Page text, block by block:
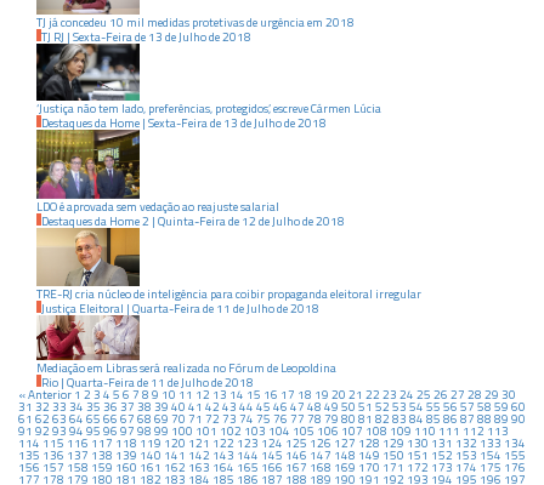
TJ já concedeu 10 mil medidas protetivas de urgência em 2018
TJ RJ | Sexta-Feirade 13 deJulhode2018
‘Justiça não tem lado, preferências, protegidos’, escreve Cármen Lúcia
Destaques da Home | Sexta-Feirade 13 deJulhode2018
LDO é aprovada sem vedação ao reajuste salarial
Destaques da Home 2 | Quinta-Feirade 12 deJulhode2018
TRE-RJ cria núcleo de inteligência para coibir propaganda eleitoral irregular
Justiça Eleitoral | Quarta-Feirade 11 deJulhode2018
Mediação em Libras será realizada no Fórum de Leopoldina
Rio | Quarta-Feirade 11 de Julhode2018
« Anterior 1 2 3 4 5 6 7 8 9 10 11 12 13 14 15 16 17 18 19 20 21 22 23 24 25 26 27 28 29 30
31 32 33 34 35 36 37 38 39 40 41 42 43 44 45 46 47 48 49 50 51 52 53 54 55 56 57 58 59 60
61 62 63 64 65 66 67 68 69 70 71 72 73 74 75 76 77 78 79 80 81 82 83 84 85 86 87 88 89 90
91 92 93 94 95 96 97 98 99 100 101 102 103 104 105 106 107 108 109 110 111 112 113
114 115 116 117 118 119 120 121 122 123 124 125 126 127 128 129 130 131 132 133 134
135 136 137 138 139 140 141 142 143 144 145 146 147 148 149 150 151 152 153 154 155
156 157 158 159 160 161 162 163 164 165 166 167 168 169 170 171 172 173 174 175 176
177 178 179 180 181 182 183 184 185 186 187 188 189 190 191 192 193 194 195 196 197